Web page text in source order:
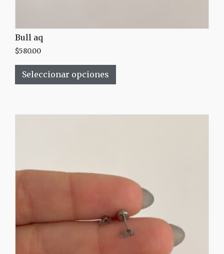
Bull aq
$580.00
Seleccionar opciones